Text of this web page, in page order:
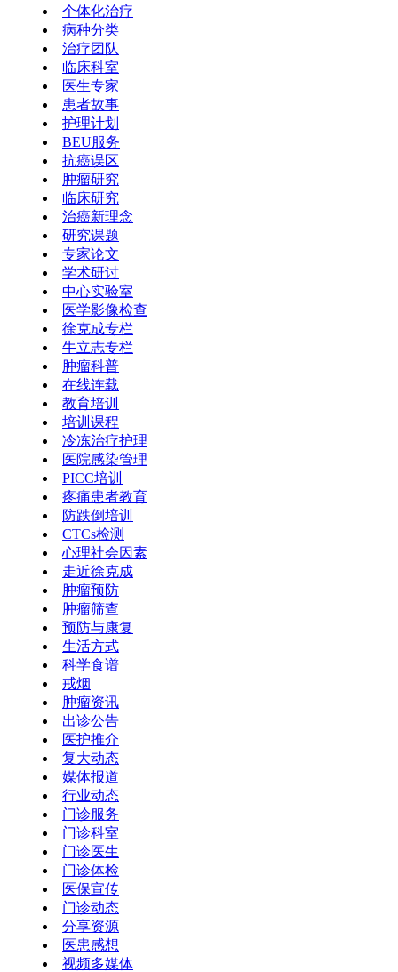
个体化治疗
病种分类
治疗团队
临床科室
医生专家
患者故事
护理计划
BEU服务
抗癌误区
肿瘤研究
临床研究
治癌新理念
研究课题
专家论文
学术研讨
中心实验室
医学影像检查
徐克成专栏
牛立志专栏
肿瘤科普
在线连载
教育培训
培训课程
冷冻治疗护理
医院感染管理
PICC培训
疼痛患者教育
防跌倒培训
CTCs检测
心理社会因素
走近徐克成
肿瘤预防
肿瘤筛查
预防与康复
生活方式
科学食谱
戒烟
肿瘤资讯
出诊公告
医护推介
复大动态
媒体报道
行业动态
门诊服务
门诊科室
门诊医生
门诊体检
医保宣传
门诊动态
分享资源
医患感想
视频多媒体